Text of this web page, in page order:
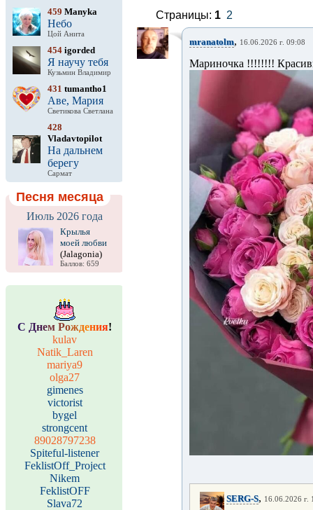
459 Manyka
Небо
Цой Анита
454 igorded
Я научу тебя
Кузьмин Владимир
431 tumantho1
Аве, Мария
Светикова Светлана
428
Vladavtopilot
На дальнем
берегу
Сармат
Песня месяца
Июль 2026 года
Крылья
моей любви
(Jalagonia)
Баллов: 659
С Днем Рождения!
kulav
Natik_Laren
mariya9
olga27
gimenes
victorist
bygel
strongcent
89028797238
Spiteful-listener
FeklistOff_Project
Nikem
FeklistOFF
Slava72
Страницы: 1 2
mranatolm, 16.06.2026 г. 09:08
Мариночка !!!!!!!!
SERG-S, 16.06.2026 г.